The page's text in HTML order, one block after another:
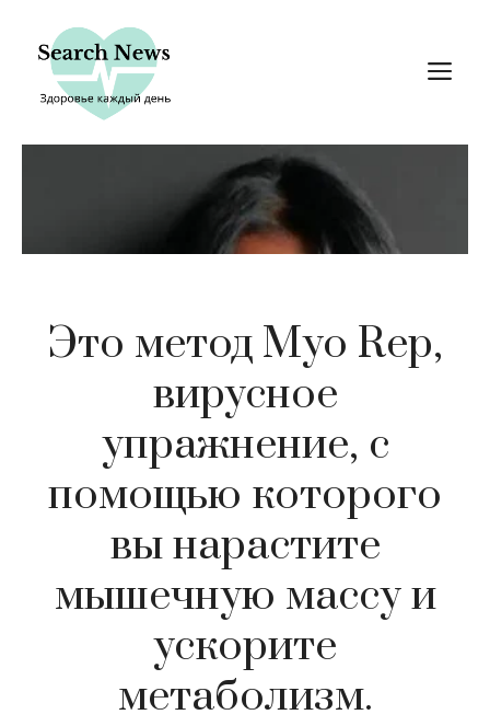
содержимому
Это метод Myo Rep,
вирусное
упражнение, с
помощью которого
вы нарастите
мышечную массу и
ускорите
метаболизм.